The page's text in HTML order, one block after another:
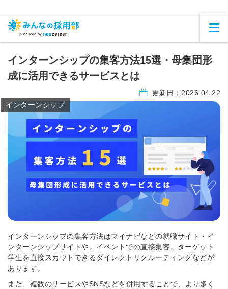
インターンシップの集客方法15選・母集団形
成に活用できるサービスとは
更新日： 2026.04.22
インターンシップ
インターンシップの集客方法はマイナビなどの就職サイト・イ
ンターンシップサイトや、イベントでの直接集客、ターゲット
学生を直接スカウトできるダイレクトリクルーティングなどが
あります。
また、複数のサービスやSNSなどを併用することで、より多く